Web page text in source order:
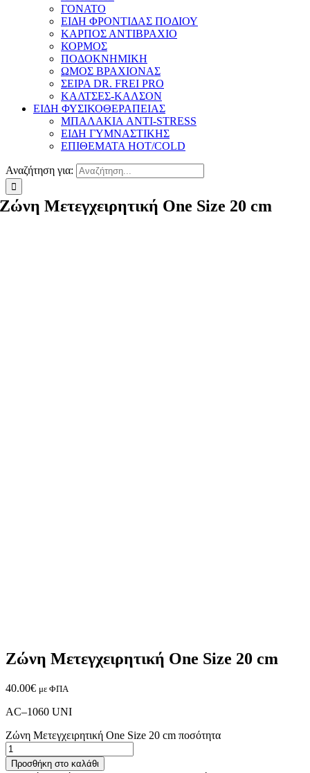
ΓΟΝΑΤΟ
ΕΙΔΗ ΦΡΟΝΤΙΔΑΣ ΠΟΔΙΟΥ
ΚΑΡΠΟΣ ΑΝΤΙΒΡΑΧΙΟ
ΚΟΡΜΟΣ
ΠΟΔΟΚΝΗΜΙΚΗ
ΩΜΟΣ ΒΡΑΧΙΟΝΑΣ
ΣΕΙΡΑ DR. FREI PRO
ΚΑΛΤΣΕΣ-ΚΑΛΣΟΝ
ΕΙΔΗ ΦΥΣΙΚΟΘΕΡΑΠΕΙΑΣ
ΜΠΑΛΑΚΙΑ ANTI-STRESS
ΕΙΔΗ ΓΥΜΝΑΣΤΙΚΗΣ
ΕΠΙΘΕΜΑΤΑ HOT/COLD
Αναζήτηση για:
Ζώνη Μετεγχειρητική One Size 20 cm
Ζώνη Μετεγχειρητική One Size 20 cm
40.00€ με ΦΠΑ
AC–1060 UNI
Ζώνη Μετεγχειρητική One Size 20 cm ποσότητα
Προσθήκη στο καλάθι